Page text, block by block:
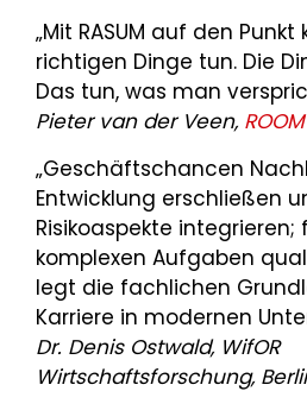
„Mit RASUM auf den
richtigen Dinge tun. Die
Das tun, was man
Pieter van der Veen,
„Geschäftschancen
Entwicklung erschließen
Risikoaspekte integrieren;
komplexen Aufgaben
legt die fachlichen
Karriere in modernen
Dr. Denis Ostwald, WifOR
Wirtschaftsforschung,